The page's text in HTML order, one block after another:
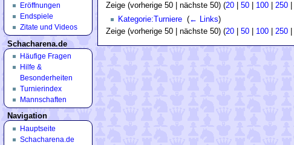
Zeige (vorherige 50 | nächste 50) (20| 50| 100| 250|
Kategorie:Turniere‎ (← Links)
Zeige (vorherige 50 | nächste 50) (20| 50| 100| 250|
Eröffnungen
Endspiele
Zitate und Videos
Schacharena.de
Häufige Fragen
Hilfe &
Besonderheiten
Turnierindex
Mannschaften
Navigation
Hauptseite
Schacharena.de